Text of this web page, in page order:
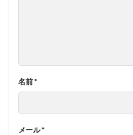
名前*
メール*